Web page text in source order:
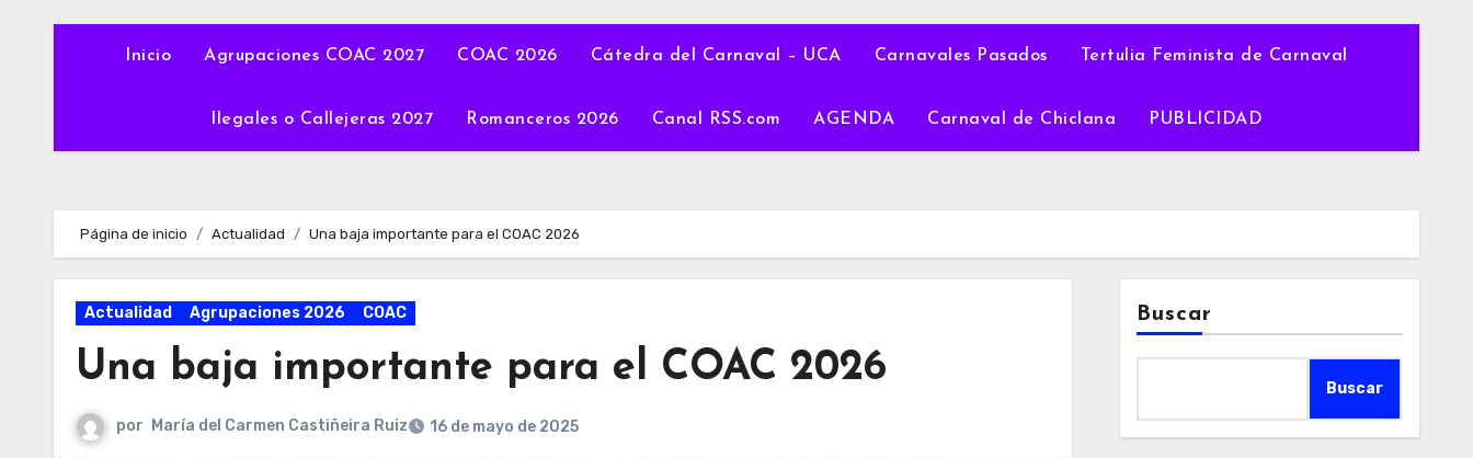
Inicio Agrupaciones COAC 2027 COAC 2026 Cátedra del Carnaval – UCA Carnavales Pasados Tertulia Feminista de Carnaval
Ilegales o Callejeras 2027 Romanceros 2026 Canal RSS.com AGENDA Carnaval de Chiclana PUBLICIDAD
Página de inicio Actualidad Una baja importante para el COAC 2026
Actualidad Agrupaciones 2026 COAC
Una baja importante para el COAC 2026
por María del Carmen Castiñeira Ruiz 16 de mayo de 2025
Buscar
Buscar